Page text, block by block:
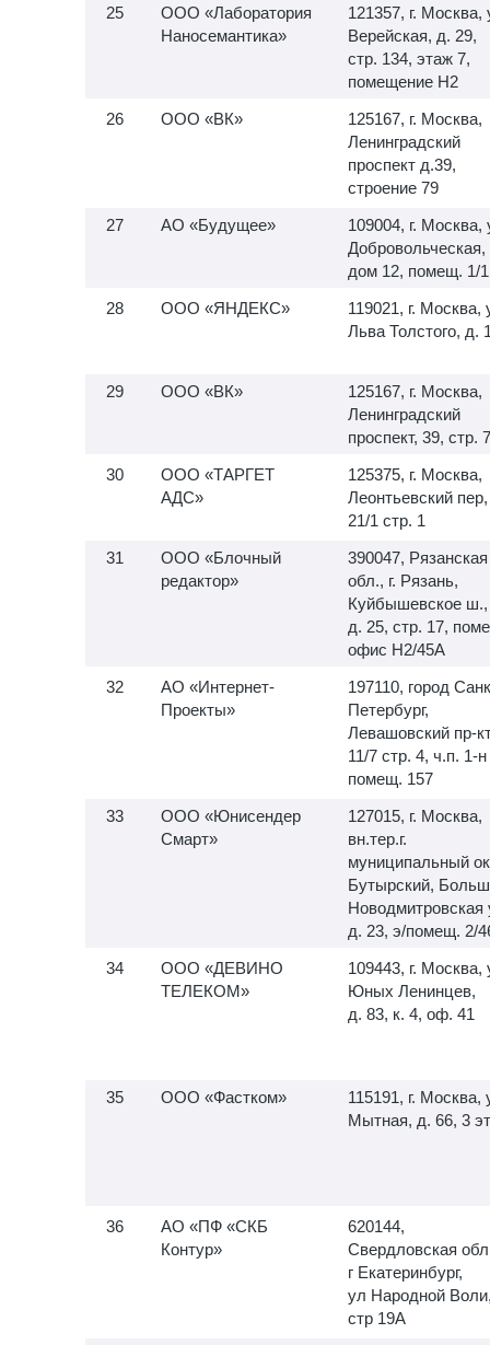
ООО «Лаборатория
Наносемантика»
121357, г. Москва,
Верейская, д. 29,
стр. 134, этаж 7,
помещение H2
ООО «ВК»
125167, г. Москва,
Ленинградский
проспект д.39,
строение 79
АО «Будущее»
109004, г. Москва,
Добровольческая,
дом 12, помещ. 1/1
ООО «ЯНДЕКС»
119021, г. Москва,
Льва Толстого, д.
ООО «ВК»
125167, г. Москва,
Ленинградский
проспект, 39, стр.
ООО «ТАРГЕТ
АДС»
125375, г. Москва,
Леонтьевский
21/1 стр. 1
ООО «Блочный
редактор»
390047, Рязанская
обл., г. Рязань,
Куйбышевское ш.,
д. 25, стр. 17,
офис H2/45A
АО «Интернет-
Проекты»
197110, город
Петербург,
Левашовский пр-
11/7 стр. 4, ч.п. 1-н
помещ. 157
ООО «Юнисендер
Смарт»
127015, г. Москва,
вн.тер.г.
муниципальный
Бутырский,
Новодмитровская
д. 23, э/помещ. 2/
ООО «ДЕВИНО
ТЕЛЕКОМ»
109443, г. Москва,
Юных Ленинцев,
д. 83, к. 4, оф. 41
ООО «Фастком»
115191, г. Москва,
Мытная, д. 66, 3
АО «ПФ «СКБ
Контур»
620144,
Свердловская
г Екатеринбург,
ул Народной
стр 19А